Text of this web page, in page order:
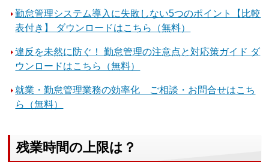
勤怠管理システム導入に失敗しない5つのポイント【比較
表付き】 ダウンロードはこちら（無料）
違反を未然に防ぐ！ 勤怠管理の注意点と対応策ガイド ダ
ウンロードはこちら（無料）
就業・勤怠管理業務の効率化 ご相談・お問合せはこち
ら（無料）
残業時間の上限は？